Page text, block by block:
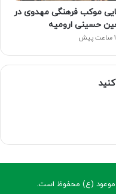
موکب فرهنگی مهدوی در
حسینی ارومیه
موعود (ع) محفوظ است.